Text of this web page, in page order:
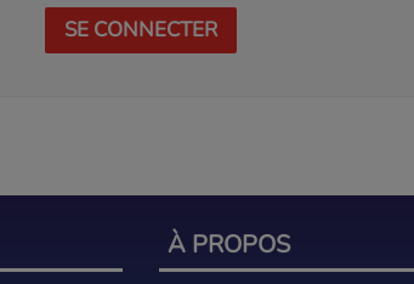
SE CONNECTER
À PROPOS